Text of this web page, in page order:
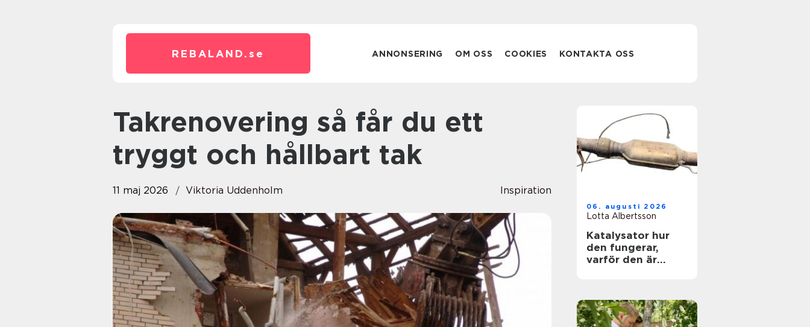
REBALAND. se ANNONSERING OM OSS COOKIES KONTAKTA OSS
Takrenovering så får du ett
tryggt och hållbart tak
11 maj 2026 Viktoria Uddenholm Inspiration
06. augusti 2026
Lotta Albertsson
Katalysator hur
den fungerar,
varför den är